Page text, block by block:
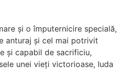
și o împuternicire specială,
anturaj și cel mai potrivit
și capabil de sacrificiu,
unei vieți victorioase, Iuda